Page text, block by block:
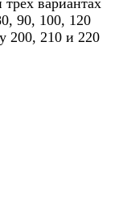
90, 100, 120
200, 210 и 220